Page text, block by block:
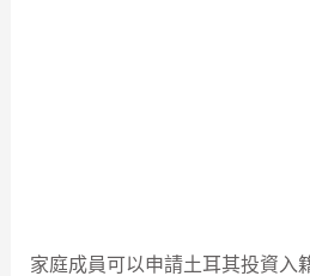
家庭成員可以申請土耳其投資入